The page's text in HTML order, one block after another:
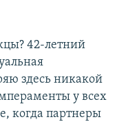
42-летний
здесь никакой
у всех
когда партнеры